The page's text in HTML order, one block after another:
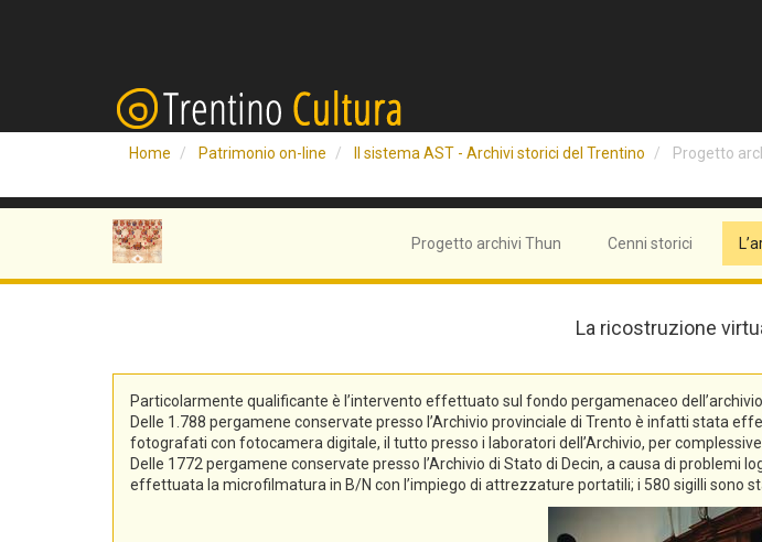
Home Patrimonio on-line Il sistema AST - Archivi storici del Trentino Progetto
Progetto archivi Thun Cenni storici
La ricostruzione
Particolarmente qualificante è l’intervento effettuato sul fondo pergamenaceo
Delle 1.788 pergamene conservate presso l’Archivio provinciale di Trento è infatti stata
fotografati con fotocamera digitale, il tutto presso i laboratori dell’Archivio, per
Delle 1772 pergamene conservate presso l’Archivio di Stato di Decin, a causa di
effettuata la microfilmatura in B/N con l’impiego di attrezzature portatili; i 580 sigilli sono